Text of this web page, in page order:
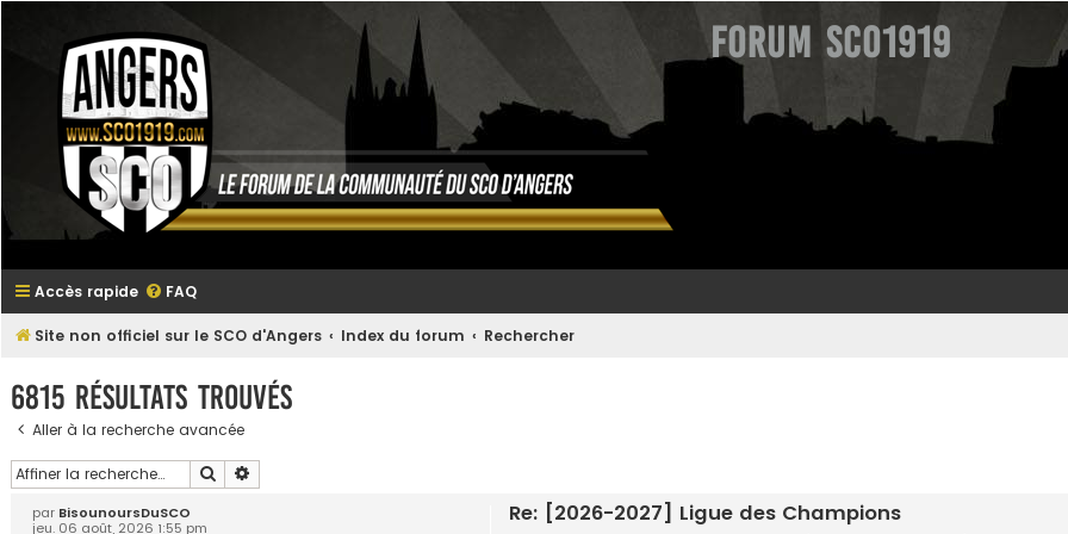
Forum SCO1919
Accès rapide FAQ
Site non officiel sur le SCO d'Angers Index du forum Rechercher
6815 résultats trouvés
Aller à la recherche avancée
Rechercher
par BisounoursDuSCO
jeu. 06 août, 2026 1:55 pm
Re: [2026-2027] Ligue des Champions